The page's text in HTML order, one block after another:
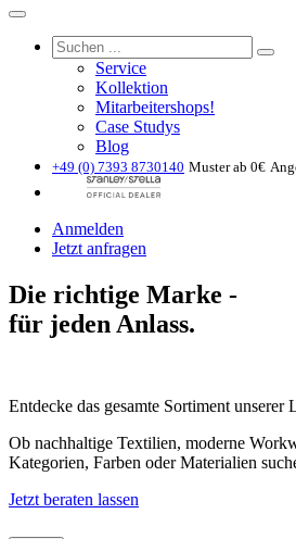
Service
Kollektion
Mitarbeitershops!
Case Studys
Blog
+49 (0) 7393 8730140 Muster ab 0€
Anmelden
Jetzt anfragen
Die richtige Marke -
für jeden Anlass.
Entdecke das gesamte Sortiment unserer
Ob nachhaltige Textilien, moderne
Kategorien, Farben oder Materialien
Jetzt beraten lassen